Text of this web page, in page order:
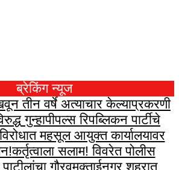
ब्रेकिंग न्यूज
तीन वर्षे अत्याचार केल्याप्रकरणी
गुन्हापीपल्स रिपब्लिकन पार्टीचे
विरोधात महसूल आयुक्त कार्यालयावर
कर्तृत्वाला सलाम! विवरेत पोलीस
गौरवमुक्ताईनगर शहरात